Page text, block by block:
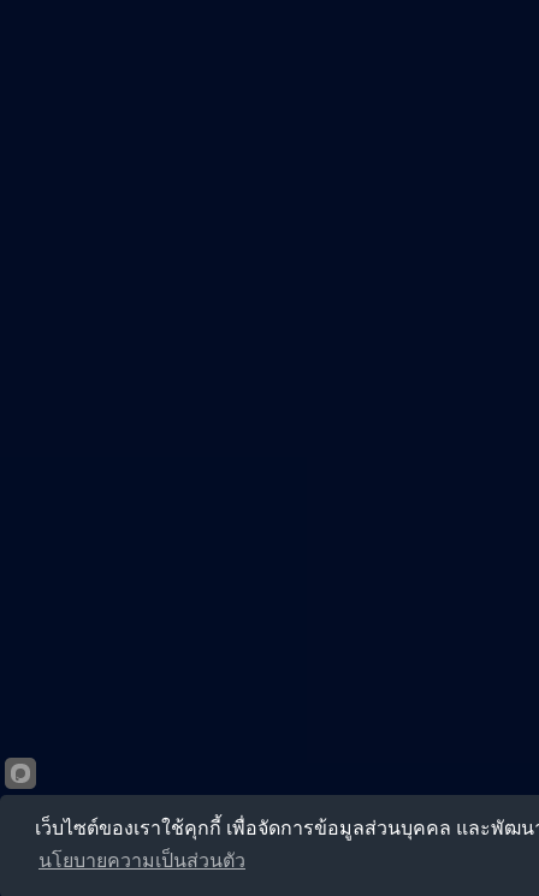
เว็บไซต์ของเราใช้คุกกี้ เพื่อจัดการข้อมูลส่วนบุคคล และพัฒ
นโยบายความเป็นส่วนตัว